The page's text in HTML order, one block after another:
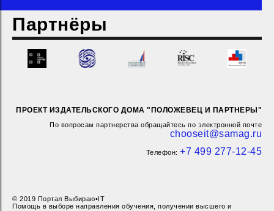
Партнёры
ПРОЕКТ ИЗДАТЕЛЬСКОГО ДОМА "ПОЛОЖЕВЕЦ И ПАРТНЕРЫ"
По вопросам партнерства обращайтесь по электронной почте
chooseit@samag.ru
Телефон: +7 499 277-12-45
© 2019 Портал Выбираю•IT
Помощь в выборе направления обучения, получении высшего и